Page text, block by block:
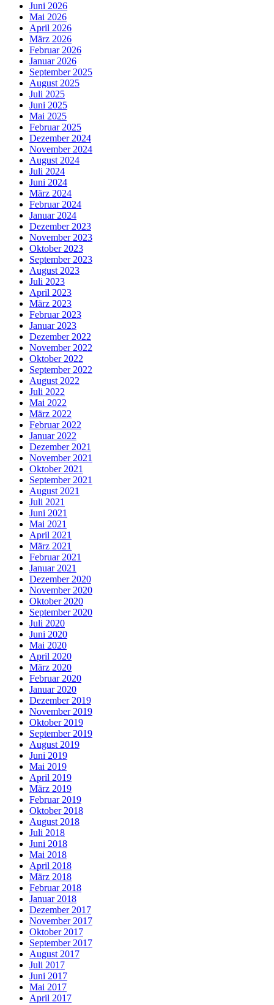
Juni 2026
Mai 2026
April 2026
März 2026
Februar 2026
Januar 2026
September 2025
August 2025
Juli 2025
Juni 2025
Mai 2025
Februar 2025
Dezember 2024
November 2024
August 2024
Juli 2024
Juni 2024
März 2024
Februar 2024
Januar 2024
Dezember 2023
November 2023
Oktober 2023
September 2023
August 2023
Juli 2023
April 2023
März 2023
Februar 2023
Januar 2023
Dezember 2022
November 2022
Oktober 2022
September 2022
August 2022
Juli 2022
Mai 2022
März 2022
Februar 2022
Januar 2022
Dezember 2021
November 2021
Oktober 2021
September 2021
August 2021
Juli 2021
Juni 2021
Mai 2021
April 2021
März 2021
Februar 2021
Januar 2021
Dezember 2020
November 2020
Oktober 2020
September 2020
Juli 2020
Juni 2020
Mai 2020
April 2020
März 2020
Februar 2020
Januar 2020
Dezember 2019
November 2019
Oktober 2019
September 2019
August 2019
Juni 2019
Mai 2019
April 2019
März 2019
Februar 2019
Oktober 2018
August 2018
Juli 2018
Juni 2018
Mai 2018
April 2018
März 2018
Februar 2018
Januar 2018
Dezember 2017
November 2017
Oktober 2017
September 2017
August 2017
Juli 2017
Juni 2017
Mai 2017
April 2017